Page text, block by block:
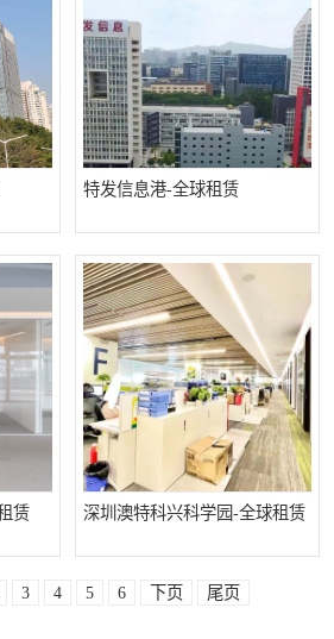
特发信息港-全球租赁
赁 深圳澳特科兴科学园-全球租赁
3 4 5 6 下页 尾页